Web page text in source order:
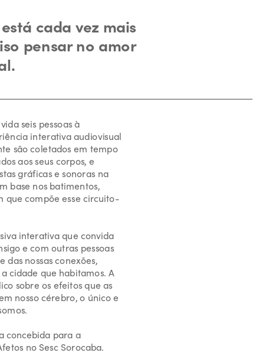
cada vez mais
pensar no amor
seis pessoas à
interativa audiovisual
são coletados em tempo
aos seus corpos, e
gráficas e sonoras na
base nos batimentos,
que compõe esse circuito-
interativa que convida
e com outras pessoas
nossas conexões,
cidade que habitamos. A
sobre os efeitos que as
nosso cérebro, o único e
concebida para a
no Sesc Sorocaba.